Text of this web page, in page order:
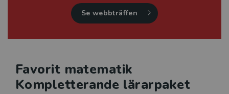
Se webbträffen
Favorit matematik
Kompletterande lärarpaket